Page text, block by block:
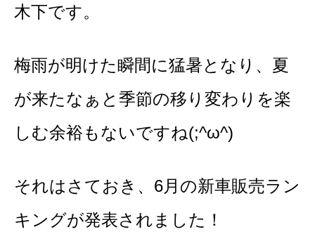
木下です。
梅雨が明けた瞬間に猛暑となり、夏
が来たなぁと季節の移り変わりを楽
しむ余裕もないですね(;^ω^)
それはさておき、6月の新車販売ラン
キングが発表されました！